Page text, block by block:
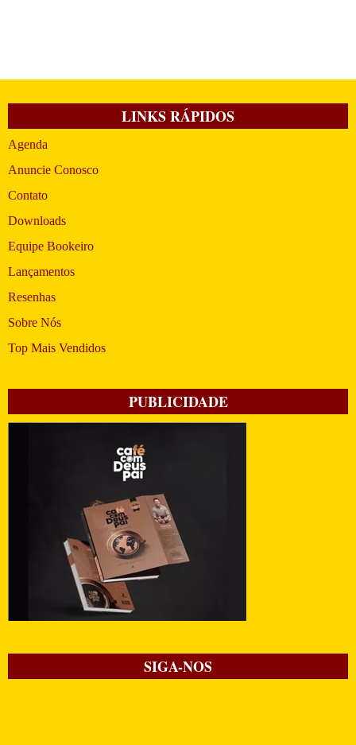
LINKS RÁPIDOS
Agenda
Anuncie Conosco
Contato
Downloads
Equipe Bookeiro
Lançamentos
Resenhas
Sobre Nós
Top Mais Vendidos
PUBLICIDADE
SIGA-NOS